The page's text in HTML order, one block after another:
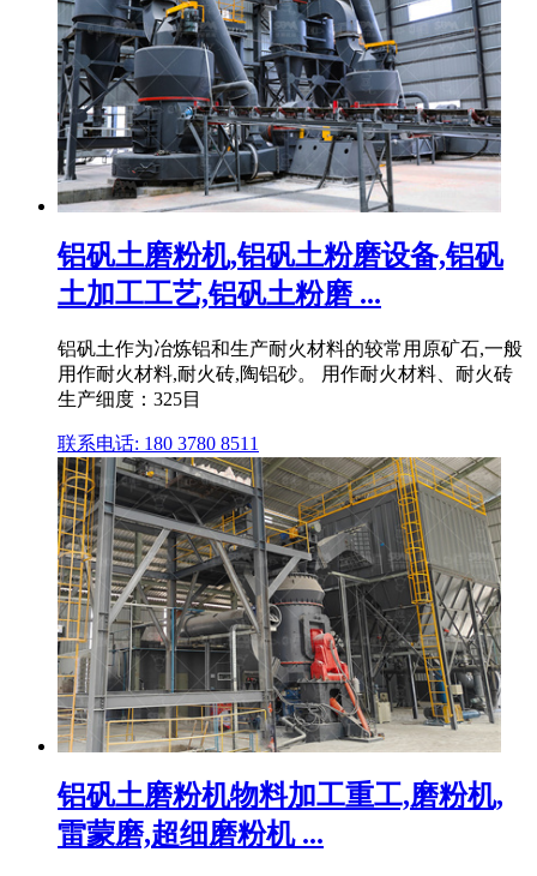
铝矾土磨粉机,铝矾土粉磨设备,铝矾
土加工工艺,铝矾土粉磨 ...
铝矾土作为冶炼铝和生产耐火材料的较常用原矿石,一般
用作耐火材料,耐火砖,陶铝砂。 用作耐火材料、耐火砖
生产细度：325目
联系电话: 180 3780 8511
铝矾土磨粉机物料加工重工,磨粉机,
雷蒙磨,超细磨粉机 ...